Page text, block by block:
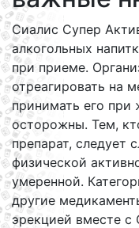
Сиалис Супер
алкогольных
при приеме.
отреагировать на
принимать его при
осторожны. Тем,
препарат, следует
физической
умеренной.
другие
эрекцией вместе